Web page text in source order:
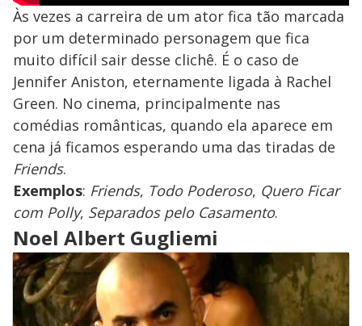
Às vezes a carreira de um ator fica tão marcada
por um determinado personagem que fica
muito difícil sair desse clichê. É o caso de
Jennifer Aniston, eternamente ligada à Rachel
Green. No cinema, principalmente nas
comédias românticas, quando ela aparece em
cena já ficamos esperando uma das tiradas de
Friends.
Exemplos: Friends, Todo Poderoso, Quero Ficar
com Polly, Separados pelo Casamento.
Noel Albert Gugliemi